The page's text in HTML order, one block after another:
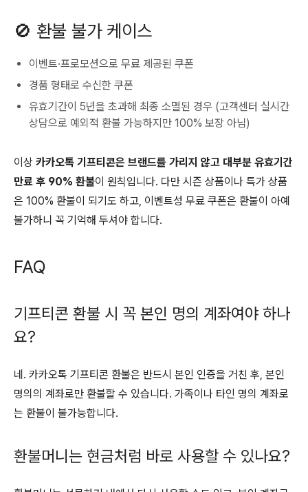
🚫 환불 불가 케이스
이벤트·프로모션으로 무료 제공된 쿠폰
경품 형태로 수신한 쿠폰
유효기간이 5년을 초과해 최종 소멸된 경우 (고객센터 실시간
상담으로 예외적 환불 가능하지만 100% 보장 아님)
이상 카카오톡 기프티콘은 브랜드를 가리지 않고 대부분 유효기간
만료 후 90% 환불이 원칙입니다. 다만 시즌 상품이나 특가 상품
은 100% 환불이 되기도 하고, 이벤트성 무료 쿠폰은 환불이 아예
불가하니 꼭 기억해 두셔야 합니다.
FAQ
기프티콘 환불 시 꼭 본인 명의 계좌여야 하나
요?
네. 카카오톡 기프티콘 환불은 반드시 본인 인증을 거친 후, 본인
명의의 계좌로만 환불할 수 있습니다. 가족이나 타인 명의 계좌로
는 환불이 불가능합니다.
환불머니는 현금처럼 바로 사용할 수 있나요?